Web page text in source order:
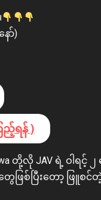
ာ်)
ည့်ရန် )
တို့လို JAV ရဲ့ ဝ
ေဖြစ်ပြီးတော့ ဖ